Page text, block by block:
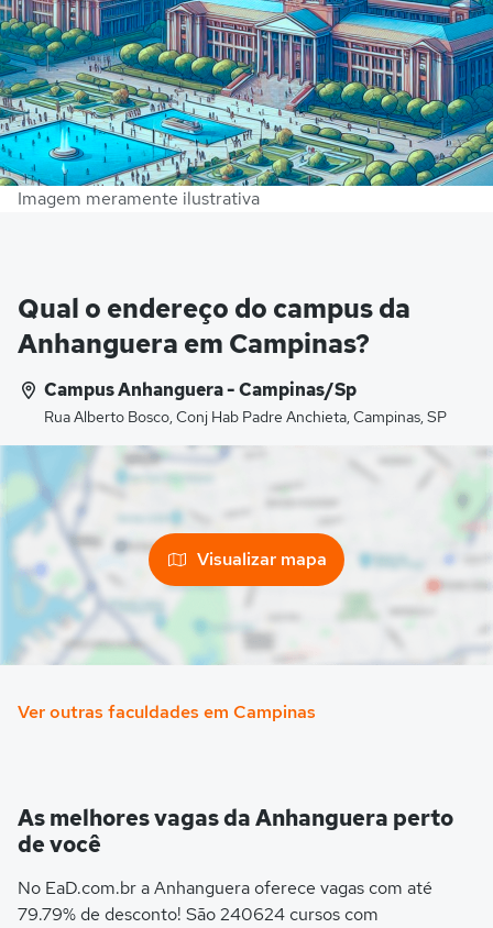
Imagem meramente ilustrativa
Qual o endereço do campus da
Anhanguera em Campinas?
Campus Anhanguera - Campinas/Sp
Rua Alberto Bosco, Conj Hab Padre Anchieta, Campinas, SP
Visualizar mapa
Ver outras faculdades em Campinas
As melhores vagas da Anhanguera perto
de você
No EaD.com.br a Anhanguera oferece vagas com até
79.79% de desconto! São 240624 cursos com